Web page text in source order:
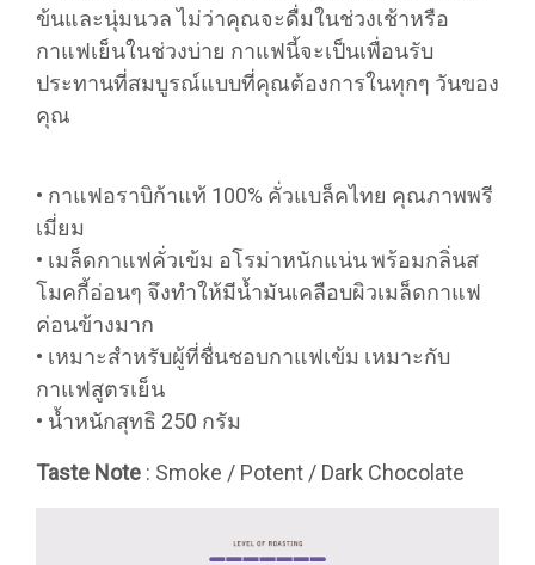
ข้นและนุ่มนวล ไม่ว่าคุณจะดื่มในช่วงเช้าหรือ
กาแฟเย็นในช่วงบ่าย กาแฟนี้จะเป็นเพื่อนรับ
ประทานที่สมบูรณ์แบบที่คุณต้องการในทุกๆ วันของ
คุณ
• กาแฟอราบิก้าแท้ 100% คั่วแบล็คไทย คุณภาพพรี
เมี่ยม
• เมล็ดกาแฟคั่วเข้ม อโรม่าหนักแน่น พร้อมกลิ่นส
โมคกี้อ่อนๆ จึงทำให้มีน้ำมันเคลือบผิวเมล็ดกาแฟ
ค่อนข้างมาก
• เหมาะสำหรับผู้ที่ชื่นชอบกาแฟเข้ม เหมาะกับ
กาแฟสูตรเย็น
• น้ำหนักสุทธิ 250 กรัม
Taste Note : Smoke / Potent / Dark Chocolate